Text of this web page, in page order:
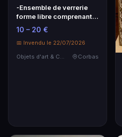
-Ensemble de verrerie
forme libre comprenant
deux bougeoirs …
10 – 20 €
📅 Invendu le 22/07/2026
Objets d'art & Curiosités
Corbas